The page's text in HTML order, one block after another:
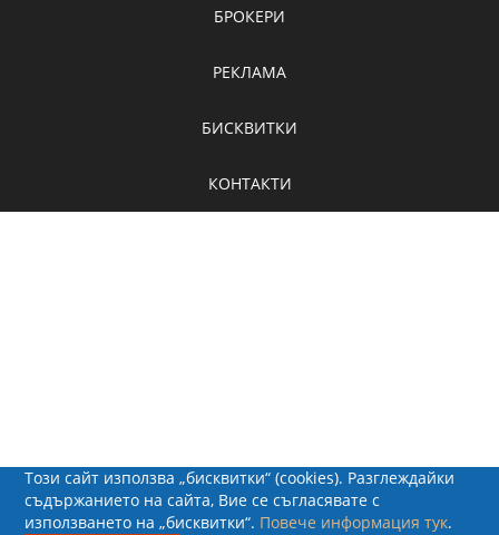
БРОКЕРИ
РЕКЛАМА
БИСКВИТКИ
КОНТАКТИ
Този сайт използва „бисквитки“ (cookies). Разглеждайки
съдържанието на сайта, Вие се съгласявате с
използването на „бисквитки“. Повече информация тук.